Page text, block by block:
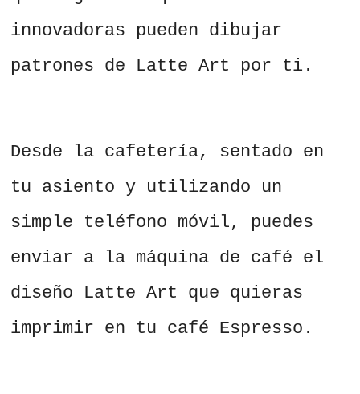
innovadoras pueden dibujar
patrones de Latte Art por ti.
Desde la cafetería, sentado en
tu asiento y utilizando un
simple teléfono móvil, puedes
enviar a la máquina de café el
diseño Latte Art que quieras
imprimir en tu café Espresso.